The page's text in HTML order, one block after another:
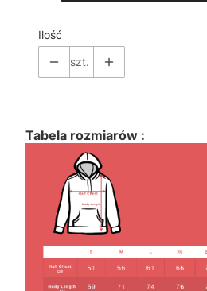
Ilość
szt.
Tabela rozmiarów :